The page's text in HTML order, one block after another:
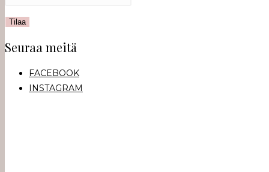
Seuraa meitä
FACEBOOK
INSTAGRAM